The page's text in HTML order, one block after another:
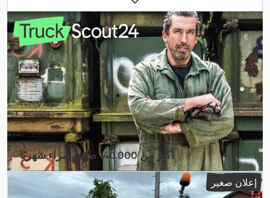
أكثر من 140.000 طلب شراء شهريًا
اختر باقة التاجر إعلان صغير